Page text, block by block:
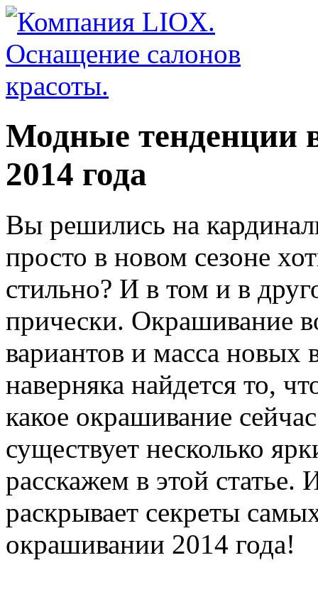
Модные тенденции
2014 года
Вы решились на
просто в новом сезоне
стильно? И в том и в
прически. Окрашивание
вариантов и масса новых
наверняка найдется то,
какое окрашивание
существует несколько
расскажем в этой
раскрывает секреты
окрашивании 2014 года!